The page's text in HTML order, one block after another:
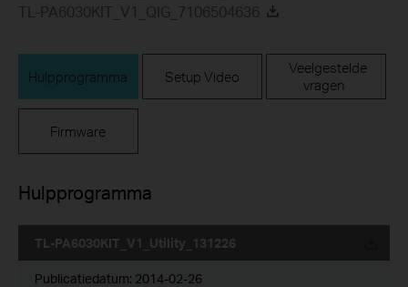
TL-PA6030KIT_V1_QIG_7106504636
Hulpprogramma Setup Video
Veelgestelde
vragen
Firmware
Hulpprogramma
TL-PA6030KIT_V1_Utility_131226
Publicatiedatum: 2014-02-26